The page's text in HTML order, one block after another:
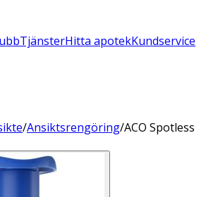
TjänsterHitta apotekKundservice
/Ansiktsrengöring/ACO Spotless